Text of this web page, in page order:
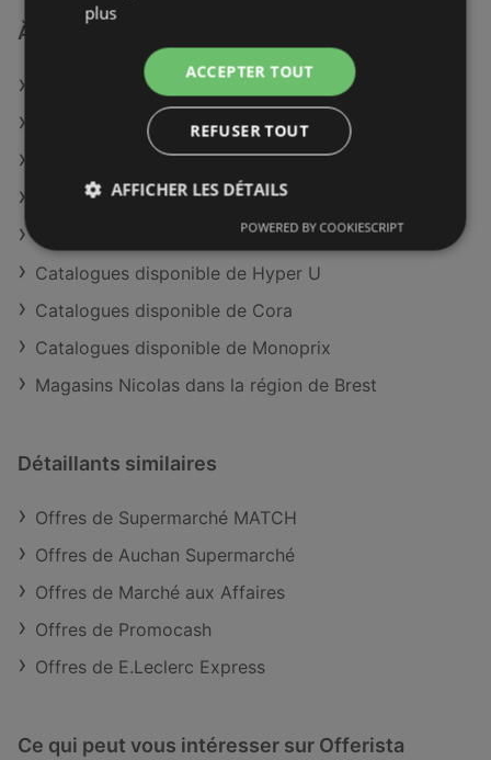
À découvrir aussi
Offres de Nicolas
Offres de Carrefour Market
Offres de marché frais Géant
Catalogues disponible de Intermarché Hyper
Catalogues disponible de E.Leclerc
Catalogues disponible de Hyper U
Catalogues disponible de Cora
Catalogues disponible de Monoprix
Magasins Nicolas dans la région de Brest
Détaillants similaires
Offres de Supermarché MATCH
Offres de Auchan Supermarché
Offres de Marché aux Affaires
Offres de Promocash
Offres de E.Leclerc Express
Ce qui peut vous intéresser sur Offerista
plus
ACCEPTER TOUT
REFUSER TOUT
AFFICHER LES DÉTAILS
POWERED BY COOKIESCRIPT